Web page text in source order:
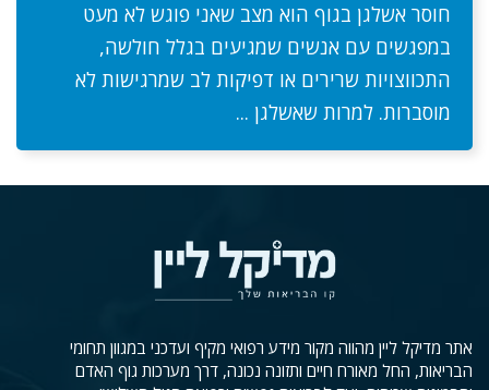
חוסר אשלגן בגוף הוא מצב שאני פוגש לא מעט
במפגשים עם אנשים שמגיעים בגלל חולשה,
התכווצויות שרירים או דפיקות לב שמרגישות לא
מוסברות. למרות שאשלגן ...
אתר מדיקל ליין מהווה מקור מידע רפואי מקיף ועדכני במגוון תחומי
הבריאות, החל מאורח חיים ותזונה נכונה, דרך מערכות גוף האדם